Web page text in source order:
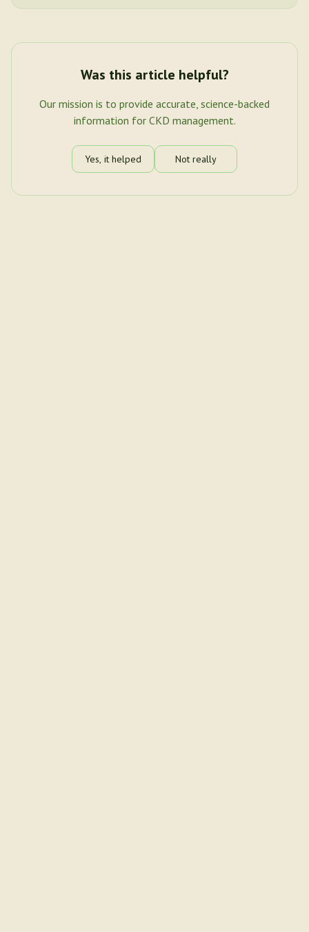
Was this article helpful?
Our mission is to provide accurate, science-backed
information for CKD management.
Yes, it helped Not really